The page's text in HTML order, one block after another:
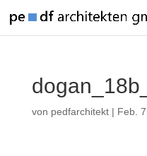
von pedfarchitekt| Feb.